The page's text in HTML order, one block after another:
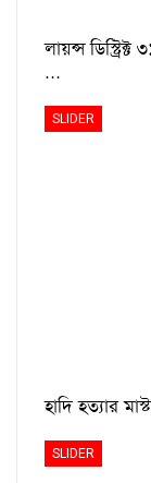
লায়ন্স
…
SLIDER
হাদি হত্যার
SLIDER